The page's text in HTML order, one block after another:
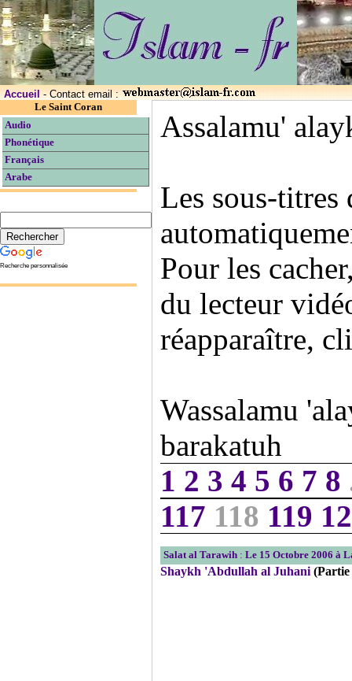
Accueil- Contact email :
Le Saint Coran
Audio
Phonétique
Français
Arabe
Recherche personnalisée
Assalamu'
Les sous-titres
Pour les
du lecteur
réapparaître,
Wassalamu
barakatuh
1 2 3 4 5 6 7 8
117 118 119
Salat al Tarawih : Le 15 Octobre 2006 à
Shaykh 'Abdullah al Juhani (Partie